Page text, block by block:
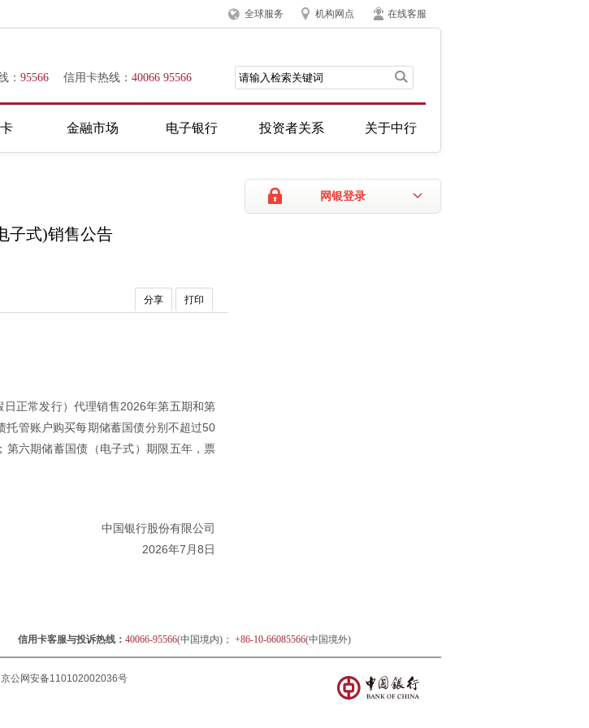
全球服务 机构网点 在线客服
： 95566 信用卡热线： 40066 95566
金融市场 电子银行 投资者关系 关于中行
网银登录
子式)销售公告
分享 打印
正常发行）代理销售2026年第五期和第
管账户购买每期储蓄国债分别不超过50
六期储蓄国债（电子式）期限五年，票
中国银行股份有限公司
2026年7月8日
信用卡客服与投诉热线： 40066-95566(中国境内)； +86-10-66085566(中国境外)
京公网安备110102002036号